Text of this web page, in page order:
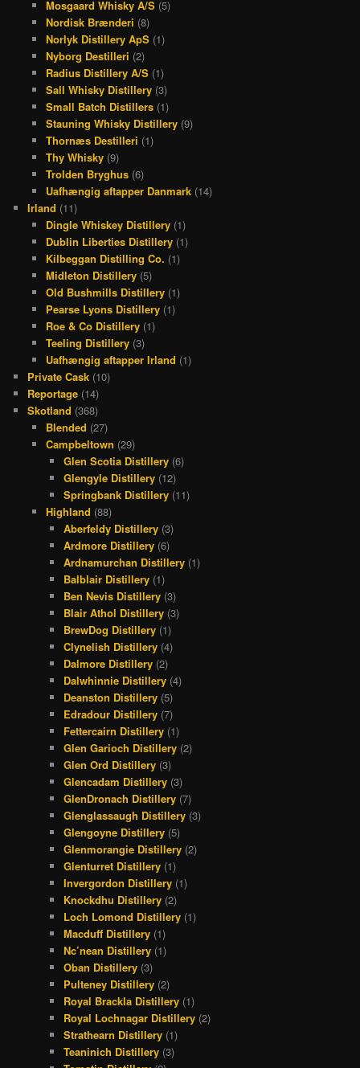
Mosgaard Whisky A/S(5)
Nordisk Brænderi (8)
Norlyk Distillery ApS(1)
Nyborg Destilleri (2)
Radius Distillery A/S(1)
Sall Whisky Distillery(3)
Small Batch Distillers(1)
Stauning Whisky Distillery(9)
Thornæs Destilleri (1)
Thy Whisky(9)
Trolden Bryghus(6)
Uafhængig aftapper Danmark(14)
Irland (11)
Dingle Whiskey Distillery(1)
Dublin Liberties Distillery(1)
Kilbeggan Distilling Co. (1)
Midleton Distillery(5)
Old Bushmills Distillery(1)
Pearse Lyons Distillery(1)
Roe & Co Distillery(1)
Teeling Distillery(3)
Uafhængig aftapper Irland (1)
Private Cask (10)
Reportage (14)
Skotland (368)
Blended (27)
Campbeltown (29)
Glen Scotia Distillery (6)
Glengyle Distillery (12)
Springbank Distillery (11)
Highland (88)
Aberfeldy Distillery (3)
Ardmore Distillery (6)
Ardnamurchan Distillery (1)
Balblair Distillery (1)
Ben Nevis Distillery (3)
Blair Athol Distillery (3)
BrewDog Distillery (1)
Clynelish Distillery (4)
Dalmore Distillery (2)
Dalwhinnie Distillery (4)
Deanston Distillery (5)
Edradour Distillery (7)
Fettercairn Distillery (1)
Glen Garioch Distillery (2)
Glen Ord Distillery (3)
Glencadam Distillery (3)
GlenDronach Distillery (7)
Glenglassaugh Distillery (3)
Glengoyne Distillery (5)
Glenmorangie Distillery (2)
Glenturret Distillery (1)
Invergordon Distillery (1)
Knockdhu Distillery (2)
Loch Lomond Distillery (1)
Macduff Distillery (1)
Nc’nean Distillery (1)
Oban Distillery (3)
Pulteney Distillery (2)
Royal Brackla Distillery (1)
Royal Lochnagar Distillery (2)
Strathearn Distillery (1)
Teaninich Distillery (3)